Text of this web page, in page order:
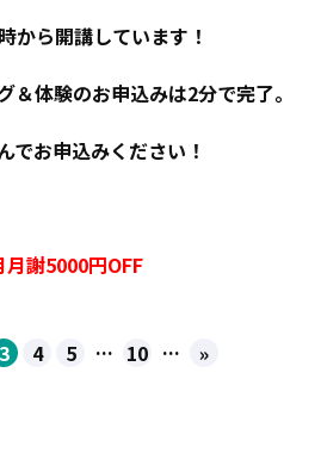
から開講しています！
＆体験のお申込みは2分で完了。
でお申込みください！
謝5000円OFF
3 4 5 ... 10 ... »